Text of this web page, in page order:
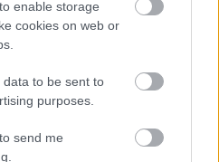
enable storage
cookies on web or
to be sent to
purposes.
send me